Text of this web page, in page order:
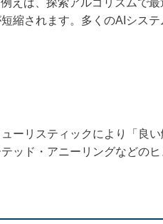
縮されます。多くのAIシステ
ーリスティックにより「良い
ッド・アニーリングなどのヒ